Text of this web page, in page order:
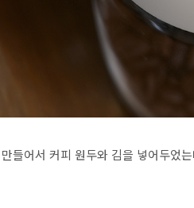
들어서 커피 원두와 김을 넣어두었